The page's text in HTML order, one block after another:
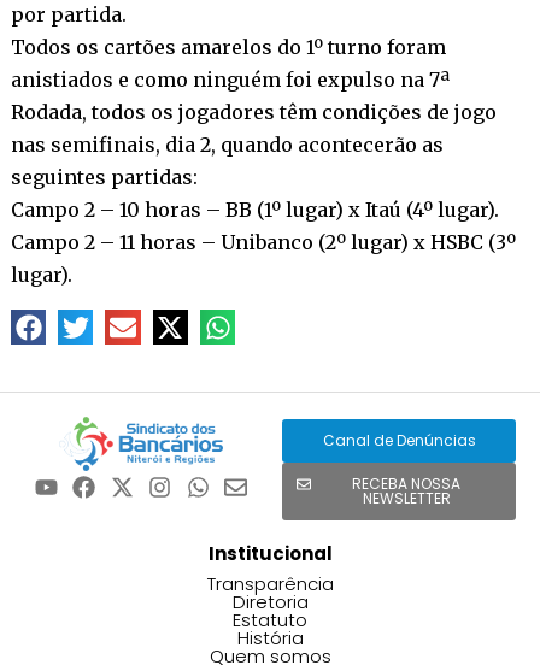
por partida.
Todos os cartões amarelos do 1º turno foram
anistiados e como ninguém foi expulso na 7ª
Rodada, todos os jogadores têm condições de jogo
nas semifinais, dia 2, quando acontecerão as
seguintes partidas:
Campo 2 – 10 horas – BB (1º lugar) x Itaú (4º lugar).
Campo 2 – 11 horas – Unibanco (2º lugar) x HSBC (3º
lugar).
Canal de Denúncias
RECEBA NOSSA
NEWSLETTER
Institucional
Transparência
Diretoria
Estatuto
História
Quem somos